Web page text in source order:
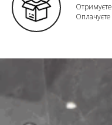
Оплачуєте